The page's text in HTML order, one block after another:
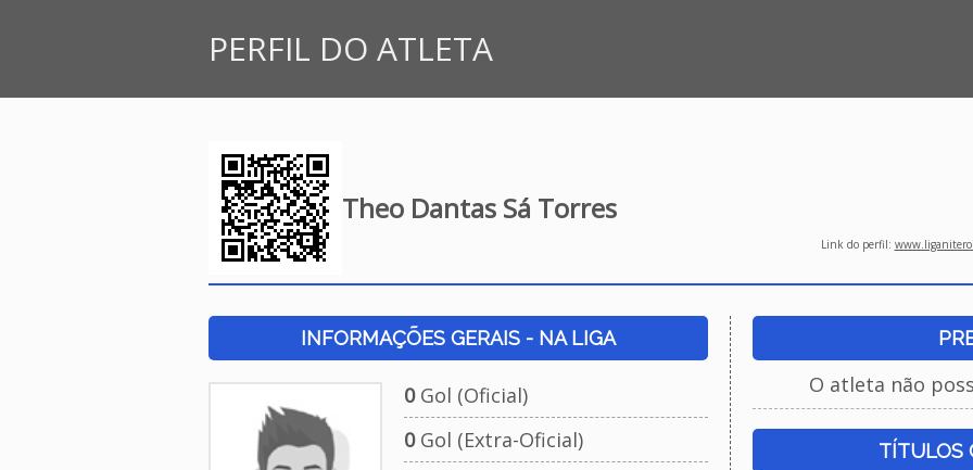
PERFIL DO ATLETA
Theo Dantas Sá Torres
Link do perfil:
INFORMAÇÕES GERAIS - NA LIGA
0Gol (Oficial)
0Gol (Extra-Oficial)
O atleta não
TÍTULOS